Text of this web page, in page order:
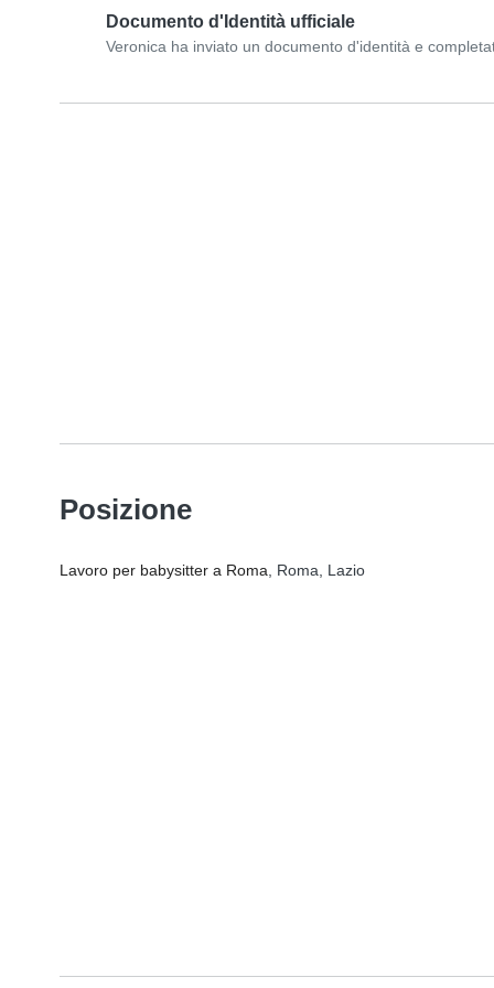
Documento d'Identità ufficiale
Veronica ha inviato un documento d'identità e
Posizione
Lavoro per babysitter a Roma, Roma, Lazio